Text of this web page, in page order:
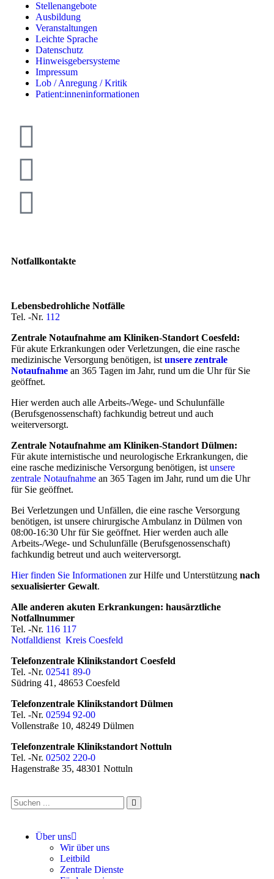
Stellenangebote
Ausbildung
Veranstaltungen
Leichte Sprache
Datenschutz
Hinweisgebersysteme
Impressum
Lob / Anregung / Kritik
Patient:inneninformationen
Notfallkontakte
Lebensbedrohliche Notfälle
Tel. -Nr. 112
Zentrale Notaufnahme am Kliniken-Standort Coesfeld:
Für akute Erkrankungen oder Verletzungen, die eine rasche
medizinische Versorgung benötigen, ist unsere zentrale
Notaufnahme an 365 Tagen im Jahr, rund um die Uhr für Sie
geöffnet.
Hier werden auch alle Arbeits-/Wege- und Schulunfälle
(Berufsgenossenschaft) fachkundig betreut und auch
weiterversorgt.
Zentrale Notaufnahme am Kliniken-Standort Dülmen:
Für akute internistische und neurologische Erkrankungen, die
eine rasche medizinische Versorgung benötigen, ist unsere
zentrale Notaufnahme an 365 Tagen im Jahr, rund um die Uhr
für Sie geöffnet.
Bei Verletzungen und Unfällen, die eine rasche Versorgung
benötigen, ist unsere chirurgische Ambulanz in Dülmen von
08:00-16:30 Uhr für Sie geöffnet. Hier werden auch alle
Arbeits-/Wege- und Schulunfälle (Berufsgenossenschaft)
fachkundig betreut und auch weiterversorgt.
Hier finden Sie Informationen zur Hilfe und Unterstützung nach
sexualisierter Gewalt.
Alle anderen akuten Erkrankungen: hausärztliche
Notfallnummer
Tel. -Nr. 116 117
Notfalldienst Kreis Coesfeld
Telefonzentrale Klinikstandort Coesfeld
Tel. -Nr. 02541 89-0
Südring 41, 48653 Coesfeld
Telefonzentrale Klinikstandort Dülmen
Tel. -Nr. 02594 92-00
Vollenstraße 10, 48249 Dülmen
Telefonzentrale Klinikstandort Nottuln
Tel. -Nr. 02502 220-0
Hagenstraße 35, 48301 Nottuln
Über uns
Wir über uns
Leitbild
Zentrale Dienste